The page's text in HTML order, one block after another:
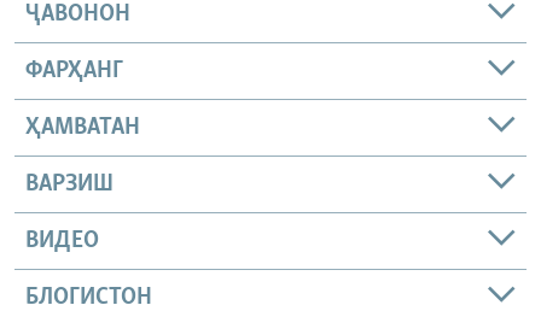
ҶАВОНОН
ФАРҲАНГ
ҲАМВАТАН
ВАРЗИШ
ВИДЕО
БЛОГИСТОН